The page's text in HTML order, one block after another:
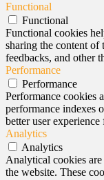
Functional
Functional
Functional cookies
sharing the content of
feedbacks, and other
Performance
Performance
Performance cookies
performance indexes
better user
Analytics
Analytics
Analytical cookies
the website. These